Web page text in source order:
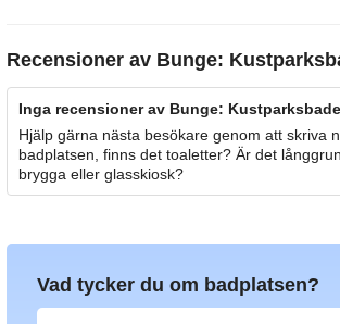
Recensioner av Bunge:
Inga recensioner av Bunge:
Hjälp gärna nästa besökare genom att skriva
badplatsen, finns det toaletter? Är det
brygga eller glasskiosk?
Vad tycker du om badplatsen?